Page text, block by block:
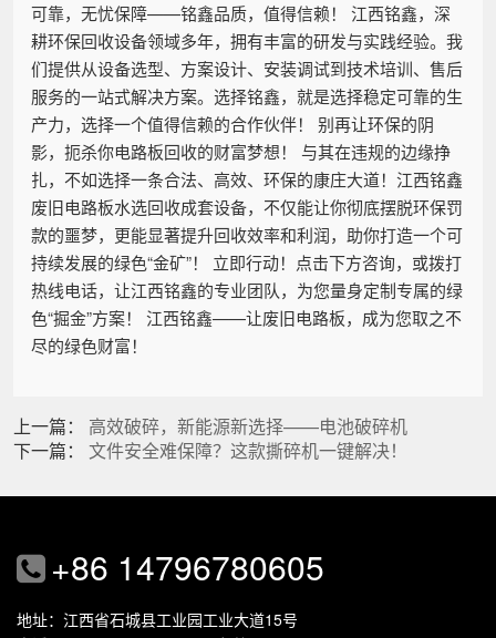
可靠，无忧保障——铭鑫品质，值得信赖！ 江西铭鑫，深
耕环保回收设备领域多年，拥有丰富的研发与实践经验。我
们提供从设备选型、方案设计、安装调试到技术培训、售后
服务的一站式解决方案。选择铭鑫，就是选择稳定可靠的生
产力，选择一个值得信赖的合作伙伴！ 别再让环保的阴
影，扼杀你电路板回收的财富梦想！ 与其在违规的边缘挣
扎，不如选择一条合法、高效、环保的康庄大道！江西铭鑫
废旧电路板水选回收成套设备，不仅能让你彻底摆脱环保罚
款的噩梦，更能显著提升回收效率和利润，助你打造一个可
持续发展的绿色“金矿”！ 立即行动！点击下方咨询，或拨打
热线电话，让江西铭鑫的专业团队，为您量身定制专属的绿
色“掘金”方案！ 江西铭鑫——让废旧电路板，成为您取之不
尽的绿色财富！
上一篇： 高效破碎，新能源新选择——电池破碎机
下一篇： 文件安全难保障？这款撕碎机一键解决！
+86 14796780605
地址：江西省石城县工业园工业大道15号